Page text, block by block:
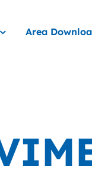
Area